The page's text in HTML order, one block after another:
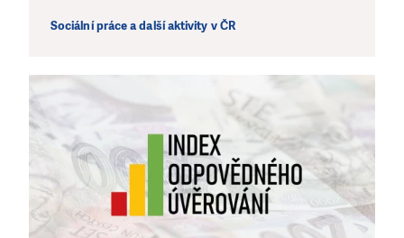
Sociální práce a další aktivity v ČR